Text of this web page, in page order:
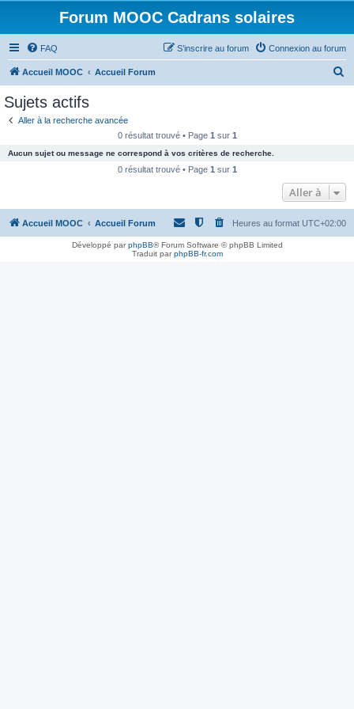
Forum MOOC Cadrans solaires
FAQ Connexion au forum
S’inscrire au forum
Accueil MOOC Accueil Forum
c
e
Sujets actifs
Aller à la recherche avancée
0 résultat trouvé • Page 1 sur 1
Aucun sujet ou message ne correspond à vos critères de recherche.
0 résultat trouvé • Page 1 sur 1
Aller à
Accueil MOOC Accueil Forum Heures au format UTC+02:00
Développé parphpBB® Forum Software © phpBB Limited
Traduit parphpBB-fr.com